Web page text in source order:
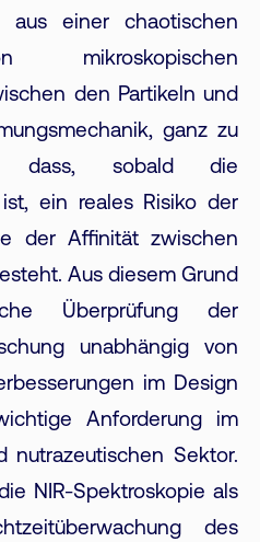
aus einer chaotischen
mikroskopischen
den Partikeln und
ganz zu
dass, sobald die
ein reales Risiko der
der Affinität zwischen
Aus diesem Grund
Überprüfung der
unabhängig von
im Design
Anforderung im
nutrazeutischen Sektor.
NIR-Spektroskopie als
des